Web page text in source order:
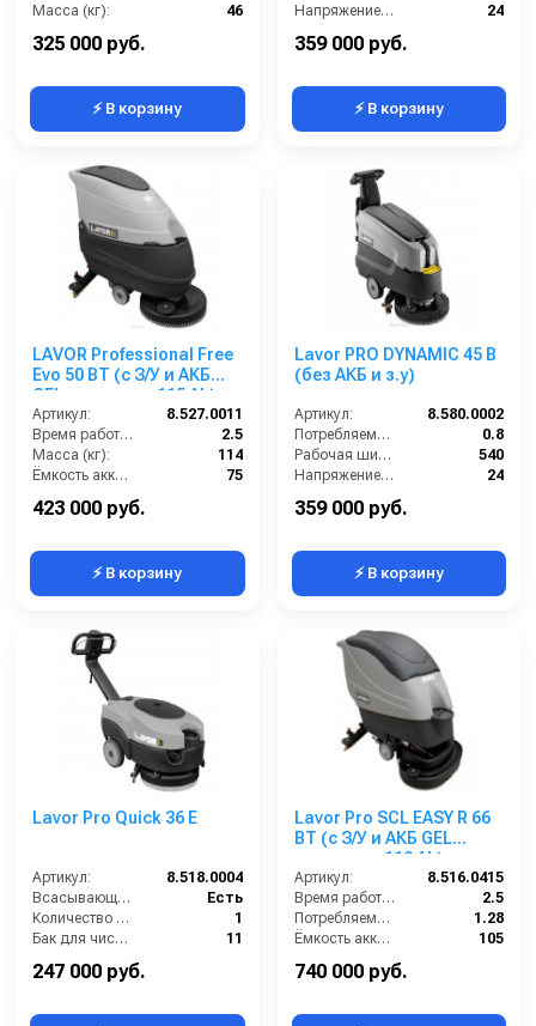
Масса (кг):
46
325 000 руб.
⚡ В корзину
Напряжение (В):
24
359 000 руб.
⚡ В корзину
LAVOR Professional Free
Evo 50 BT (с З/У и АКБ
GEL емкостью 115 Ah)
Артикул:
8.527.0011
Время работы (ч):
2.5
Масса (кг):
114
Ёмкость аккумуляторов (Ач):
75
423 000 руб.
⚡ В корзину
Lavor PRO DYNAMIC 45 B
(без АКБ и з.у)
Артикул:
8.580.0002
Потребляемая мощность (кВт):
0.8
Рабочая ширина щеток (мм):
540
Напряжение (В):
24
359 000 руб.
⚡ В корзину
Lavor Pro Quick 36 E
Артикул:
8.518.0004
Всасывающая балка (шт):
Есть
Количество щеток (шт):
1
Бак для чистой воды (л):
11
247 000 руб.
Lavor Pro SCL EASY R 66
BT (с З/У и АКБ GEL
емкостью 113 Ah)
Артикул:
8.516.0415
Время работы (ч):
2.5
Потребляемая мощность (кВт):
1.28
Ёмкость аккумуляторов (Ач):
105
740 000 руб.